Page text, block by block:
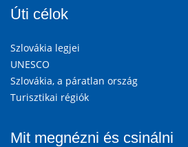
Úti célok
Szlovákia legjei
UNESCO
Szlovákia, a páratlan ország
Turisztikai régiók
Mit megnézni és csinálni